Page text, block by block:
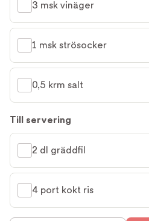
3 msk vinäger
1 msk strösocker
0,5 krm salt
Till servering
2 dl gräddfil
4 port kokt ris